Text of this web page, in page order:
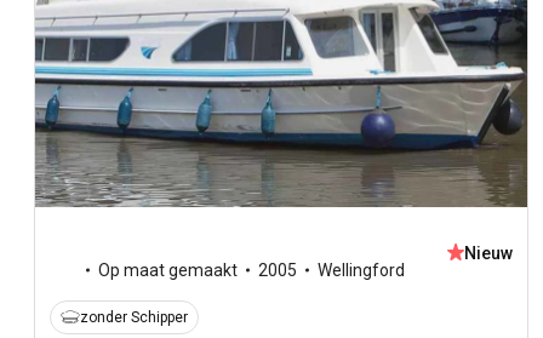
Op maat gemaakt 2005 Wellingford
Nieuw
zonder Schipper